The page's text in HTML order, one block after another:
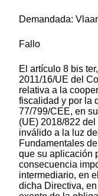
Demandada:
Fallo
El artículo 8 bis
2011/16/UE del
relativa a la
fiscalidad y por la
77/799/CEE, en
(UE) 2018/822
inválido a la luz
Fundamentales
que su aplicación
consecuencia
intermediario, en
dicha Directiva,